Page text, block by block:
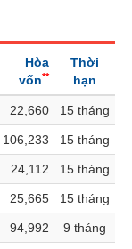
Hòa
vốn**
Thời
hạn
22,660 15 tháng
106,233 15 tháng
24,112 15 tháng
25,665 15 tháng
94,992 9 tháng